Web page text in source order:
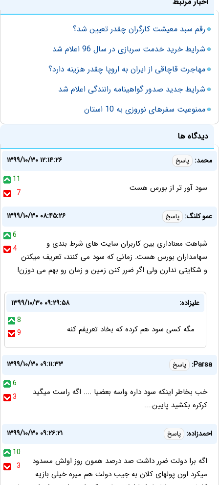
رقم سبد معیشت کارگران چقدر تعیین شد؟
شرایط خرید خدمت سربازی در سال 96 اعلام شد
مهاجرت قاچاقی از ایران به اروپا چقدر هزینه دارد؟
شرایط جدید صدور گواهینامه رانندگی اعلام شد
ممنوعیت سفرهای نوروزی به 10 استان
دیدگاه ها
محمد: پاسخ
۱۳۹۹/۱۰/۳۰ ۱۲:۱۴:۲۶
11
7
سود آور تر از بورس هست
عمو کلنگ: پاسخ
۱۳۹۹/۱۰/۳۰ ۰۸:۴۵:۲۶
6
4
شباهت معناداری بین کاربران سایت های شرط بندی و
سهامداران بورس هست. زمانی که سود می کنند، تعریف میکنن
و شکایتی ندارن ولی اگر ضرر کنن زمین و زمان رو بهم می دوزن!
علیزاده:
۱۳۹۹/۱۰/۳۰ ۰۹:۲۹:۵۸
8
9
مگه کسی سود هم کرده که بخاد تعریفم کنه
Parsa: پاسخ
۱۳۹۹/۱۰/۳۰ ۰۹:۱۱:۳۳
6
3
خب بخاطر اینکه سود داره واسه بعضیا .... اگه راست میگید
کرکره بکشید پایین....
احمدزاده: پاسخ
۱۳۹۹/۱۰/۳۰ ۰۹:۲۶:۲۱
10
3
اگه برا دولت ضرر داشت صد درصد همون روز اولش مسدود
میکرد اون پولهای کلان به جیب دولت هم میره خیلی بازیه